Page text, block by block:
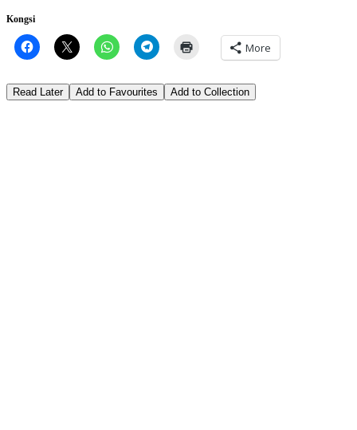
Kongsi
More
Read Later Add to Favourites Add to Collection